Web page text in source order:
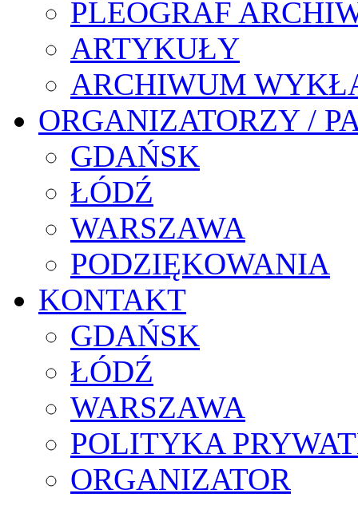
PLEOGRAF
ARTYKUŁY
ARCHIWUM
ORGANIZATORZY /
GDAŃSK
ŁÓDŹ
WARSZAWA
PODZIĘKOWANIA
KONTAKT
GDAŃSK
ŁÓDŹ
WARSZAWA
POLITYKA
ORGANIZATOR